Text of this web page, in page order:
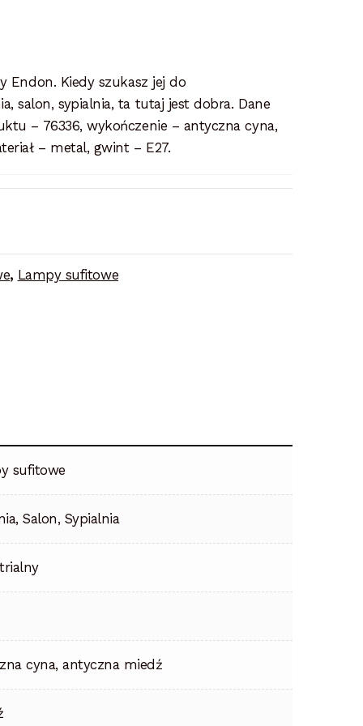
Endon. Kiedy szukasz jej do
salon, sypialnia, ta tutaj jest dobra. Dane
– 76336, wykończenie – antyczna cyna,
– metal, gwint – E27.
, Lampy sufitowe
sufitowe
Salon, Sypialnia
cyna, antyczna miedź